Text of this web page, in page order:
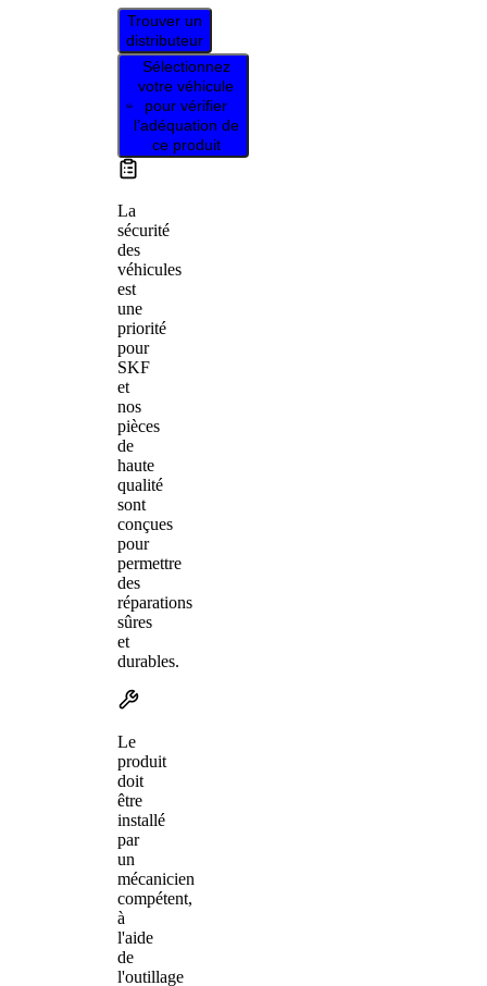
Trouver un
distributeur
Sélectionnez
votre véhicule
pour vérifier
l’adéquation de
ce produit
La
sécurité
des
véhicules
est
une
priorité
pour
SKF
et
nos
pièces
de
haute
qualité
sont
conçues
pour
permettre
des
réparations
sûres
et
durables.
Le
produit
doit
être
installé
par
un
mécanicien
compétent,
à
l'aide
de
l'outillage